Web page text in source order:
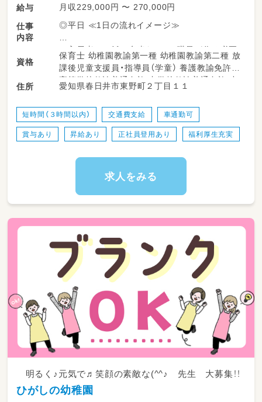
15:00～ 宿題の補助・おやつ・自由遊び
17:30～ 各家庭へお送り・片付け
※学校休業日は午前からの預かりがあります
※複数の事業所で運営しているため、近隣の事
業所への配置となる可能性もございます
・従事すべき業務の変更あり:会社の定める業務
・就業の場所の変更の範囲あり:法人内の通勤可
給与
月収229,000円 〜 270,000円
仕事
内容
◎平日 ≪1日の流れイメージ≫
※入居者のご飯は弁当なので、職員が作る必要
ありません！
8:45出社・朝食準備
13:00まで掃除、在庫整理、宅配受け取り、買い
出し
18：00 夕食準備、入居者とコミュニケーショ
ン、日報作成、セキュリティチェック
【夜勤業務】
✅夜間見守り
✅朝食や夕食の準備・片付け
✅掃除や在庫整理
୨୧┈流れイメージ┈୨୧
17:45～23:00 配食で、見守り業務
23:00～24:00 休憩
24:00～6:15 夜間対応
6:15～9:00 朝準備等
資格
保育士 幼稚園教諭第一種 幼稚園教諭第二種 放
課後児童支援員・指導員（学童） 養護教諭免許
高等学校教諭普通免許 中学校教諭普通免許 小
学校教諭普通免許
住所 愛知県春日井市東野町２丁目１１
短時間（３時間以内） 交通費支給 車通勤可
賞与あり 昇給あり 正社員登用あり 福利厚生充実
求人をみる
明るく♪元気で♬笑顔の素敵な(^^♪ 先生 大募集！！
ひがしの幼稚園